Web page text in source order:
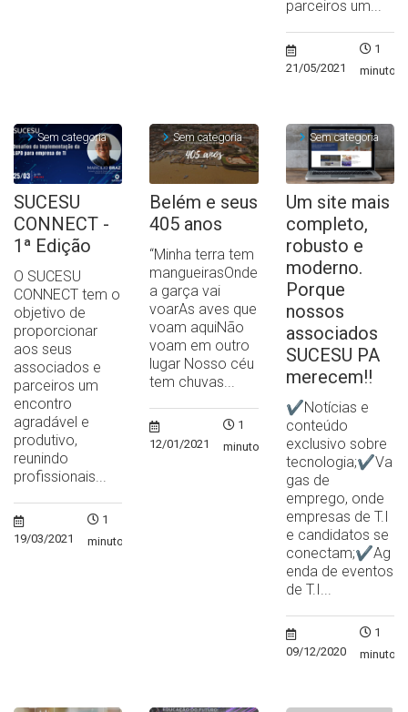
parceiros um...
21/05/2021
1
minuto
Sem categoria
SUCESU
CONNECT -
1ª Edição
O SUCESU
CONNECT tem o
objetivo de
proporcionar
aos seus
associados e
parceiros um
encontro
agradável e
produtivo,
reunindo
profissionais...
19/03/2021
1
minuto
Sem categoria
Belém e seus
405 anos
“Minha terra tem
mangueirasOnde
a garça vai
voarAs aves que
voam aquiNão
voam em outro
lugar Nosso céu
tem chuvas...
12/01/2021
1
minuto
Sem categoria
Um site mais
completo,
robusto e
moderno.
Porque
nossos
associados
SUCESU PA
merecem!!
✔Notícias e
conteúdo
exclusivo sobre
tecnologia;✔Va
gas de
emprego, onde
empresas de T.I
e candidatos se
conectam;✔Ag
enda de eventos
de T.I...
09/12/2020
1
minuto